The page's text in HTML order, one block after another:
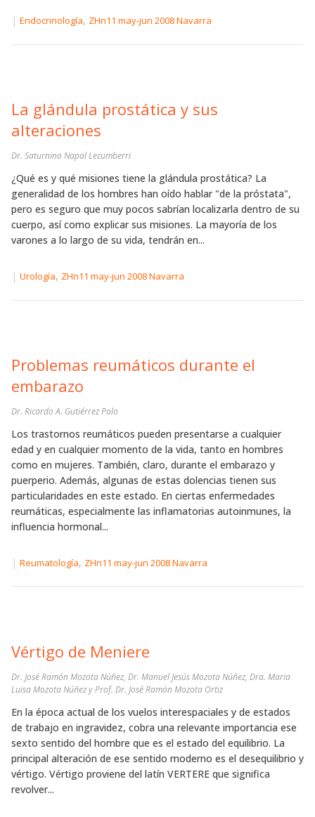
| Endocrinología, ZHn11 may-jun 2008 Navarra
La glándula prostática y sus
alteraciones
Dr. Saturnino Napal Lecumberri
¿Qué es y qué misiones tiene la glándula prostática? La
generalidad de los hombres han oído hablar "de la próstata",
pero es seguro que muy pocos sabrían localizarla dentro de su
cuerpo, así como explicar sus misiones. La mayoría de los
varones a lo largo de su vida, tendrán en...
| Urología, ZHn11 may-jun 2008 Navarra
Problemas reumáticos durante el
embarazo
Dr. Ricardo A. Gutiérrez Polo
Los trastornos reumáticos pueden presentarse a cualquier
edad y en cualquier momento de la vida, tanto en hombres
como en mujeres. También, claro, durante el embarazo y
puerperio. Además, algunas de estas dolencias tienen sus
particularidades en este estado. En ciertas enfermedades
reumáticas, especialmente las inflamatorias autoinmunes, la
influencia hormonal...
| Reumatología, ZHn11 may-jun 2008 Navarra
Vértigo de Meniere
Dr. José Ramón Mozota Núñez, Dr. Manuel Jesús Mozota Núñez, Dra. Maria
Luisa Mozota Núñez y Prof. Dr. José Ramón Mozota Ortiz
En la época actual de los vuelos interespaciales y de estados
de trabajo en ingravidez, cobra una relevante importancia ese
sexto sentido del hombre que es el estado del equilibrio. La
principal alteración de ese sentido moderno es el desequilibrio y
vértigo. Vértigo proviene del latín VERTERE que significa
revolver...